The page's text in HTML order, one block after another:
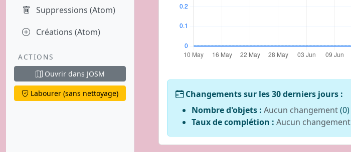
Suppressions (Atom)
Créations (Atom)
ACTIONS
Ouvrir dans JOSM
Labourer (sans nettoyage)
Changements sur les 30 derniers jours :
Nombre d'objets : Aucun changement(0)
Taux de complétion : Aucun changement